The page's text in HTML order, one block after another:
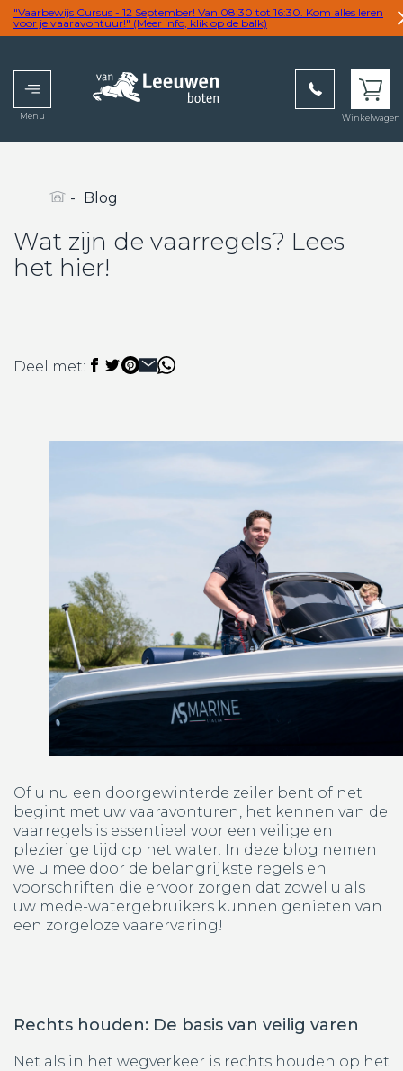
"Vaarbewijs Cursus - 12 September! Van 08:30 tot 16:30. Kom alles leren
voor je vaaravontuur!" (Meer info, klik op de balk)
Menu Winkelwagen
- Blog
Wat zijn de vaarregels? Lees
het hier!
Deel met:
Of u nu een doorgewinterde zeiler bent of net
begint met uw vaaravonturen, het kennen van de
vaarregels is essentieel voor een veilige en
plezierige tijd op het water. In deze blog nemen
we u mee door de belangrijkste regels en
voorschriften die ervoor zorgen dat zowel u als
uw mede-watergebruikers kunnen genieten van
een zorgeloze vaarervaring!
Rechts houden: De basis van veilig varen
Net als in het wegverkeer is rechts houden op het